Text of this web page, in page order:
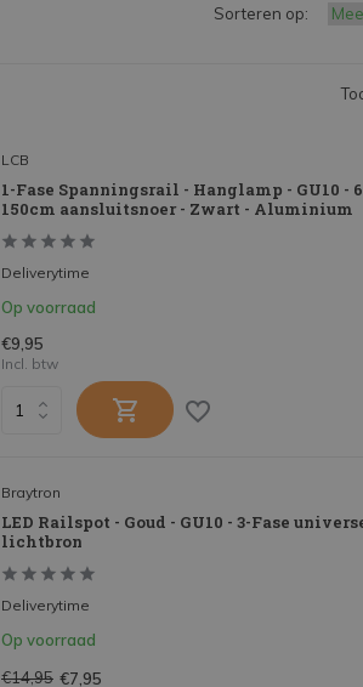
Sorteren op:
LCB
1-Fase Spanningsrail - Hanglamp - GU10 -
150cm aansluitsnoer - Zwart - Aluminium
Deliverytime
Op voorraad
€9,95
Incl. btw
Braytron
LED Railspot - Goud - GU10 - 3-Fase
lichtbron
Deliverytime
Op voorraad
€14,95 €7,95